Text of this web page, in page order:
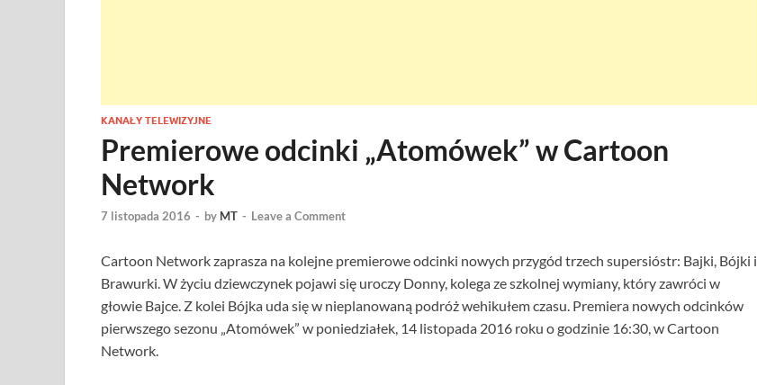
KANAŁY TELEWIZYJNE
Premierowe odcinki „Atomówek” w Cartoon
Network
7 listopada 2016 - by MT - Leave a Comment
Cartoon Network zaprasza na kolejne premierowe odcinki nowych przygód trzech supersióstr: Bajki, Bójki i
Brawurki. W życiu dziewczynek pojawi się uroczy Donny, kolega ze szkolnej wymiany, który zawróci w
głowie Bajce. Z kolei Bójka uda się w nieplanowaną podróż wehikułem czasu. Premiera nowych odcinków
pierwszego sezonu „Atomówek” w poniedziałek, 14 listopada 2016 roku o godzinie 16:30, w Cartoon
Network.